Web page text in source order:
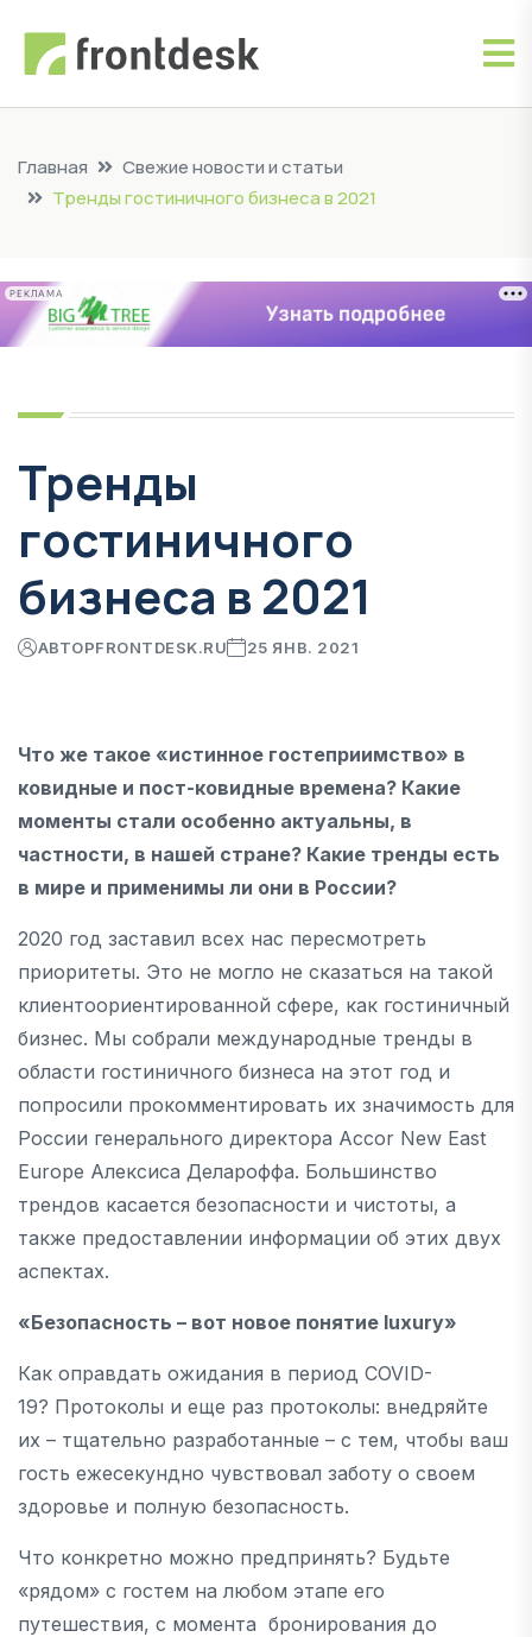
Главная
Свежие новости и статьи
Тренды гостиничного бизнеса в 2021
РЕКЛАМА
Тренды
гостиничного
бизнеса в 2021
АВТОРFRONTDESK.RU 25 ЯНВ. 2021
Что же такое «истинное гостеприимство» в
ковидные и пост-ковидные времена? Какие
моменты стали особенно актуальны, в
частности, в нашей стране? Какие тренды есть
в мире и применимы ли они в России?
2020 год заставил всех нас пересмотреть
приоритеты. Это не могло не сказаться на такой
клиентоориентированной сфере, как гостиничный
бизнес. Мы собрали международные тренды в
области гостиничного бизнеса на этот год и
попросили прокомментировать их значимость для
России генерального директора Accor New East
Europe Алексиса Делароффа. Большинство
трендов касается безопасности и чистоты, а
также предоставлении информации об этих двух
аспектах.
«Безопасность – вот новое понятие luxury»
Как оправдать ожидания в период COVID-
19? Протоколы и еще раз протоколы: внедряйте
их – тщательно разработанные – с тем, чтобы ваш
гость ежесекундно чувствовал заботу о своем
здоровье и полную безопасность.
Что конкретно можно предпринять? Будьте
«рядом» с гостем на любом этапе его
путешествия, с момента бронирования до